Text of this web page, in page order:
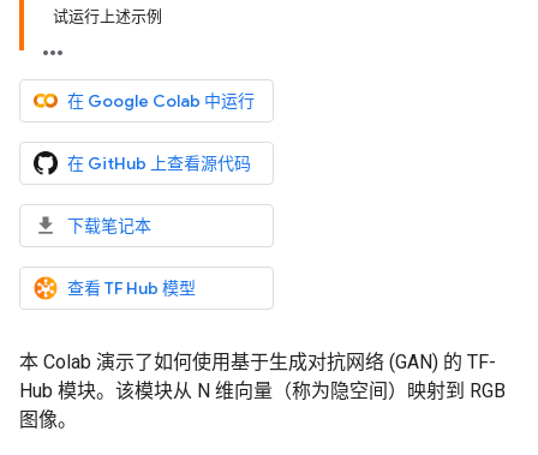
试运行上述示例
在 Google Colab 中运行
在 GitHub 上查看源代码
下载笔记本
查看 TF Hub 模型
本 Colab 演示了如何使用基于生成对抗网络 (GAN) 的 TF-
Hub 模块。该模块从 N 维向量（称为隐空间）映射到 RGB
图像。